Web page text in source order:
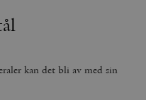
kan det bli av med sin